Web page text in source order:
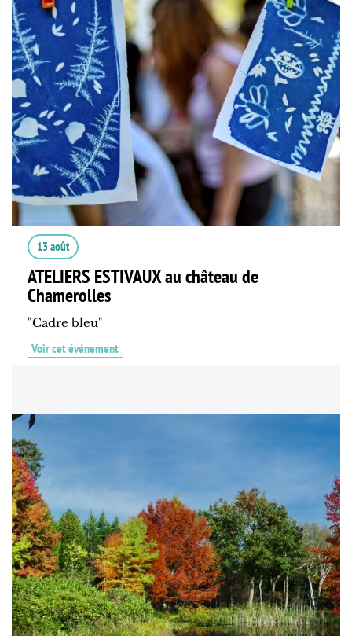
13 août
ATELIERS ESTIVAUX au château de
Chamerolles
"Cadre bleu"
Voir cet événement